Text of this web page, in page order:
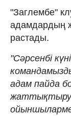
"Заглембе"
адамдардың
растады.
"Сәрсенбі
адам пайда